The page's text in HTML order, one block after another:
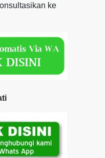
ke